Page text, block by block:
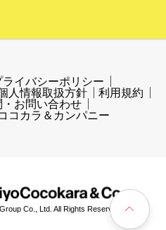
ライバシーポリシー
人情報取扱方針
利用規約
・お問い合わせ
コカラ＆カンパニー
Co., Ltd. All Rights Reserved.